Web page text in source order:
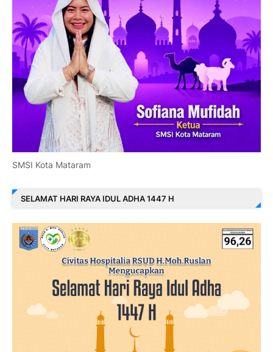
SMSI Kota Mataram
SELAMAT HARI RAYA IDUL ADHA 1447 H